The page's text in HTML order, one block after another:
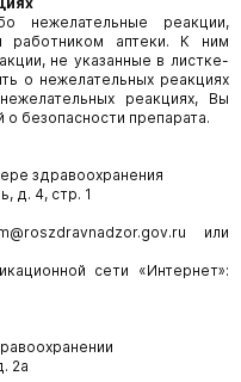
нежелательные реакции,
работником аптеки. К ним
не указанные в листке-
о нежелательных реакциях
реакциях, Вы
безопасности препарата.
здравоохранения
д. 4, стр. 1
или
сети «Интернет»:
2а